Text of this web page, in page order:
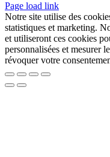
Page load link
Notre site utilise des
statistiques et marketing.
et utiliseront ces cookies
personnalisées et mesurer
révoquer votre